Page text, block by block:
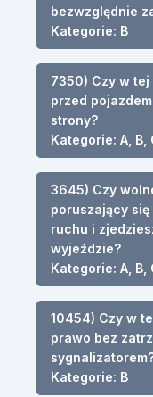
bezwzględnie
Kategorie: B
7350) Czy w
przed
strony?
Kategorie: A, B,
3645) Czy
poruszający się
ruchu i
wyjeździe?
Kategorie: A, B,
10454) Czy w
prawo bez
Kategorie: B